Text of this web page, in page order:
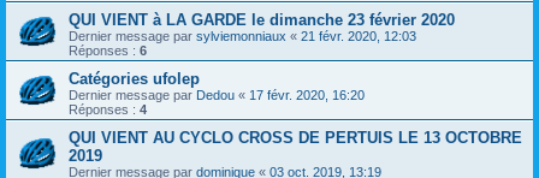
QUI VIENT à LA GARDE le dimanche 23 février 2020
Dernier message par sylviemonniaux « 21 févr. 2020, 12:03
Réponses : 6
Catégories ufolep
Dernier message par Dedou « 17 févr. 2020, 16:20
Réponses : 4
QUI VIENT AU CYCLO CROSS DE PERTUIS LE 13 OCTOBRE
2019
Dernier message par dominique « 03 oct. 2019, 13:19